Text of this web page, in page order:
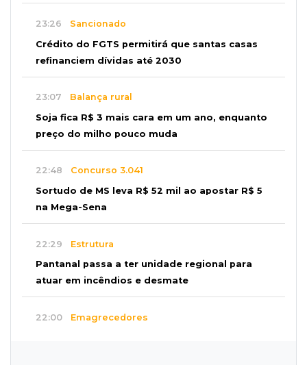
23:26 Sancionado
Crédito do FGTS permitirá que santas casas
refinanciem dívidas até 2030
23:07 Balança rural
Soja fica R$ 3 mais cara em um ano, enquanto
preço do milho pouco muda
22:48 Concurso 3.041
Sortudo de MS leva R$ 52 mil ao apostar R$ 5
na Mega-Sena
22:29 Estrutura
Pantanal passa a ter unidade regional para
atuar em incêndios e desmate
22:00 Emagrecedores